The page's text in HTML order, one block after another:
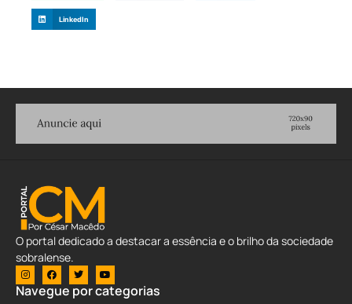
LinkedIn
O portal dedicado a destacar a essência e o brilho da sociedade
sobralense.
Navegue por categorias